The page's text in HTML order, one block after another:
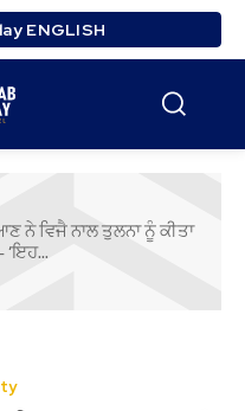
ENGLISH
ਨੇ ਵਿਜੈ ਨਾਲ ਤੁਲਨਾ ਨੂੰ ਕੀਤਾ
‘ਇਹ...